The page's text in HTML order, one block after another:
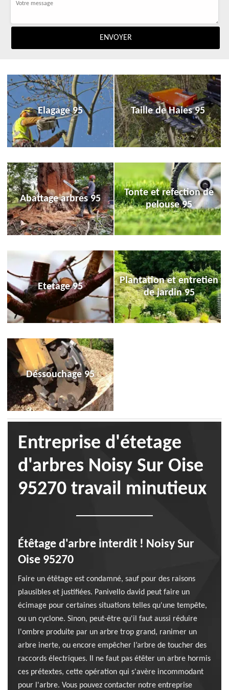
Elagage 95 Taille de Haies 95
Abattage arbres 95
Tonte et refection de
pelouse 95
Etetage 95
Plantation et entretien
de jardin 95
Déssouchage 95
Entreprise d'étetage
d'arbres Noisy Sur Oise
95270 travail minutieux
Étêtage d'arbre interdit ! Noisy Sur
Oise 95270
Faire un étêtage est condamné, sauf pour des raisons
plausibles et justifiées. Panivello david peut faire un
écimage pour certaines situations telles qu'une tempête,
ou un cyclone. Sinon, peut-être qu'il faut aussi réduire
l'ombre produite par un arbre trop grand, ranimer un
arbre inerte, ou encore empêcher l’arbre de toucher des
raccords électriques. Il ne faut pas étêter un arbre hormis
ces prétextes, cette opération qui s'avère incommodant
pour l'arbre. Vous pouvez contacter notre entreprise